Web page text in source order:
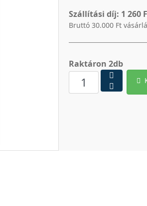
Szállítási díj: 1 260
Bruttó 30.000 Ft
Raktáron 2db